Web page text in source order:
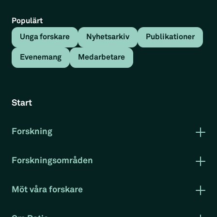
Populärt
Unga forskare Nyhetsarkiv Publikationer
Evenemang Medarbetare
Start
Forskning
Rapportserie arbetsmarknad
Forskningsområden
Konkurrenskraft
Möt våra forskare
Tillbaka
publiceringar av Dan
Docent Dan Johansson, forskare och vice